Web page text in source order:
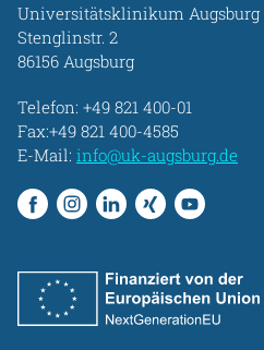
Universitätsklinikum Augsburg
Stenglinstr. 2
86156 Augsburg
Telefon: +49 821 400-01
Fax:+49 821 400-4585
E-Mail: info@uk-augsburg.de